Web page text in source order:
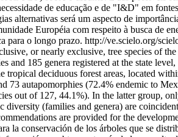
de educação e de "I&D" em
alternativas será um aspecto de
Européia com respeito à busca de
para o longo prazo. http://ve.scielo.org/
or nearly exclusive, tree species of
and 185 genera registered at the state
tropical deciduous forest areas, located
73 autapomorphies (72.4% endemic to
out of 127, 44.1%). In the latter group,
diversity (families and genera) are
are provided for the
la conservación de los árboles que se